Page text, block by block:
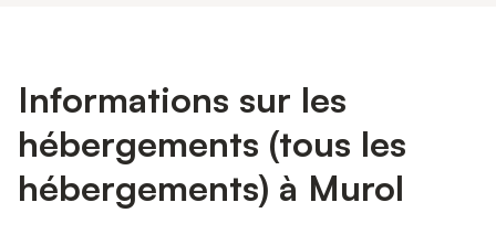
Informations sur les
hébergements (tous les
hébergements) à Murol